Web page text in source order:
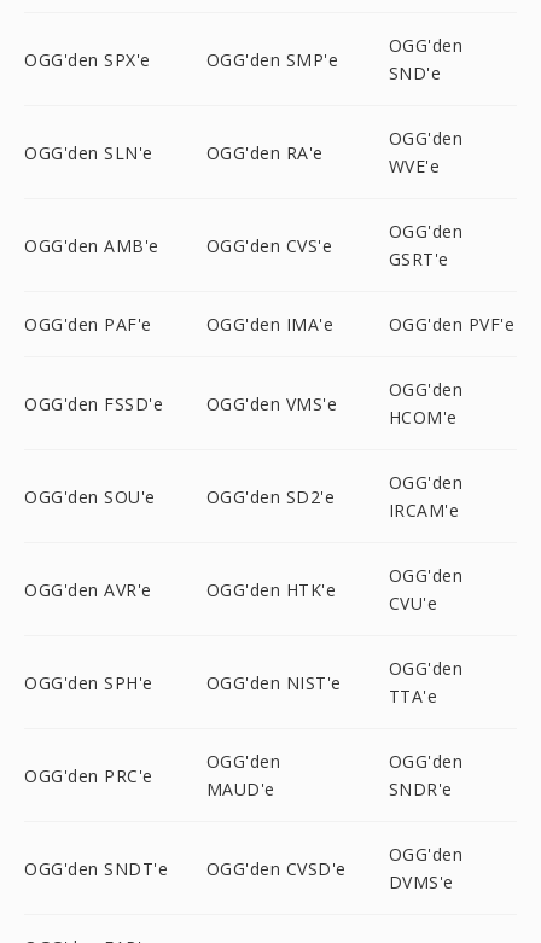
OGG'den SPX'e OGG'den SMP'e
OGG'den
SND'e
OGG'den SLN'e OGG'den RA'e
OGG'den
WVE'e
OGG'den AMB'e OGG'den CVS'e
OGG'den
GSRT'e
OGG'den PAF'e OGG'den IMA'e OGG'den PVF'e
OGG'den FSSD'e OGG'den VMS'e
OGG'den
HCOM'e
OGG'den SOU'e OGG'den SD2'e
OGG'den
IRCAM'e
OGG'den AVR'e OGG'den HTK'e
OGG'den
CVU'e
OGG'den SPH'e OGG'den NIST'e
OGG'den
TTA'e
OGG'den PRC'e
OGG'den
MAUD'e
OGG'den
SNDR'e
OGG'den SNDT'e OGG'den CVSD'e
OGG'den
DVMS'e